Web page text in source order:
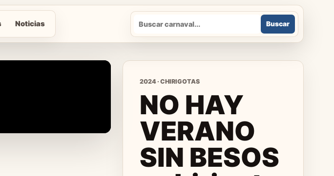
Noticias
Buscar
Buscar
2024 · CHIRIGOTAS
NO HAY
VERANO
SIN BESOS